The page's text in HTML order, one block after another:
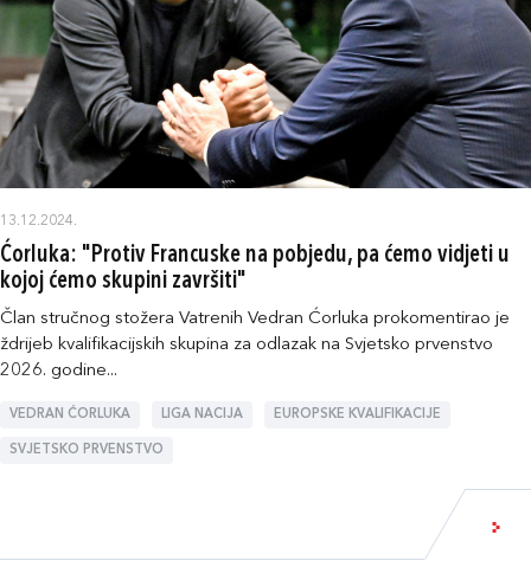
13.12.2024.
Ćorluka: "Protiv Francuske na pobjedu, pa ćemo vidjeti u
kojoj ćemo skupini završiti"
Član stručnog stožera Vatrenih Vedran Ćorluka prokomentirao je
ždrijeb kvalifikacijskih skupina za odlazak na Svjetsko prvenstvo
2026. godine...
VEDRAN ĆORLUKA LIGA NACIJA EUROPSKE KVALIFIKACIJE
SVJETSKO PRVENSTVO